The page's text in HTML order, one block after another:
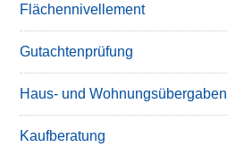
Flächennivellement
Gutachtenprüfung
Haus- und Wohnungsübergaben
Kaufberatung